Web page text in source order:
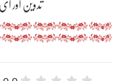
تدوین اور